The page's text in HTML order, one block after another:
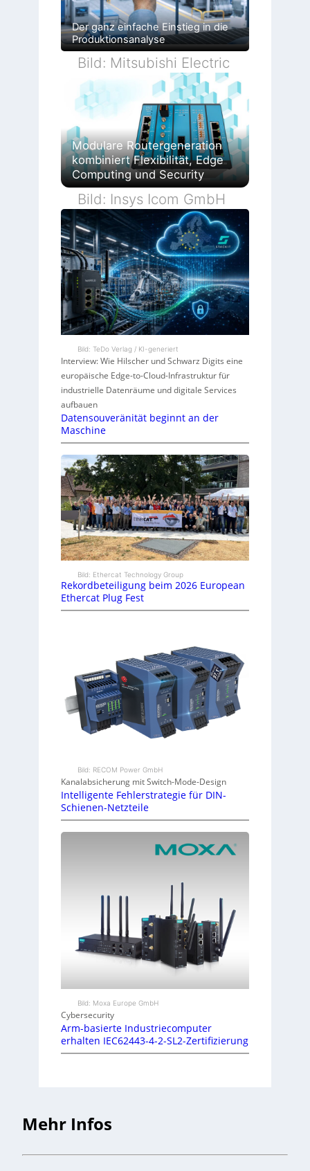
Der ganz einfache Einstieg in die
Produktionsanalyse
Bild: Mitsubishi Electric
Modulare Routergeneration
kombiniert Flexibilität, Edge
Computing und Security
Bild: Insys Icom GmbH
Bild: TeDo Verlag / KI-generiert
Interview: Wie Hilscher und Schwarz Digits eine
europäische Edge-to-Cloud-Infrastruktur für
industrielle Datenräume und digitale Services
aufbauen
Datensouveränität beginnt an der
Maschine
Bild: Ethercat Technology Group
Rekordbeteiligung beim 2026 European
Ethercat Plug Fest
Bild: RECOM Power GmbH
Kanalabsicherung mit Switch-Mode-Design
Intelligente Fehlerstrategie für DIN-
Schienen-Netzteile
Bild: Moxa Europe GmbH
Cybersecurity
Arm-basierte Industriecomputer
erhalten IEC62443-4-2-SL2-Zertifizierung
Mehr Infos